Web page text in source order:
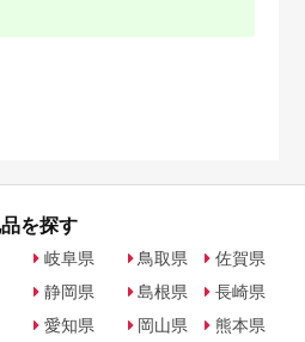
を探す
岐阜県
静岡県
愛知県
鳥取県
島根県
岡山県
佐賀県
長崎県
熊本県